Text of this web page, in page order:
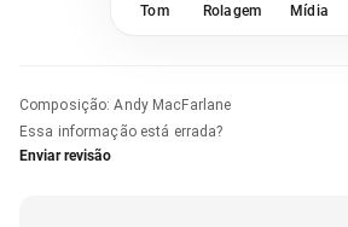
Tom Rolagem Mídia
Composição:Andy MacFarlane
Essa informação está errada?
Enviar revisão